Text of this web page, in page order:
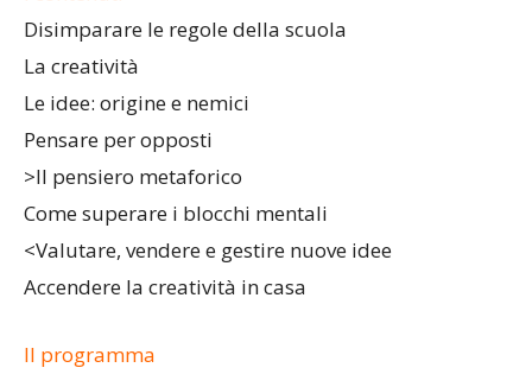
Disimparare le regole della scuola
La creatività
Le idee: origine e nemici
Pensare per opposti
>Il pensiero metaforico
Come superare i blocchi mentali
<Valutare, vendere e gestire nuove idee
Accendere la creatività in casa
Il programma